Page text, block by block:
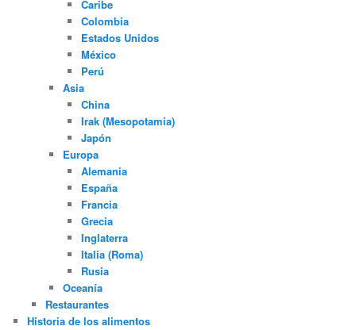
Caribe
Colombia
Estados Unidos
México
Perú
Asia
China
Irak (Mesopotamia)
Japón
Europa
Alemania
España
Francia
Grecia
Inglaterra
Italia (Roma)
Rusia
Oceanía
Restaurantes
Historia de los alimentos